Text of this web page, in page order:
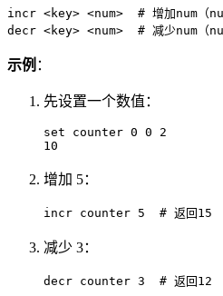
incr <key> <num>  # 增加num（num
decr <key> <num>  # 减少num（num
示例 ：
先设置一个数值：
set counter 0 0 2
10
增加 5：
incr counter 5  # 返回15
减少 3：
decr counter 3  # 返回12